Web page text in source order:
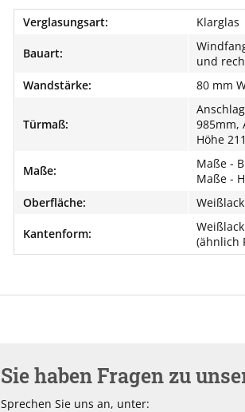
Verglasungsart: Klarglas
Bauart:
und
Wandstärke:
80 mm
Türmaß:
985mm,
Höhe
Maße:
Maße -
Maße -
Oberfläche:
Kantenform:
(ähnlich
Sie haben Fragen zu
Sprechen Sie uns an, unter: